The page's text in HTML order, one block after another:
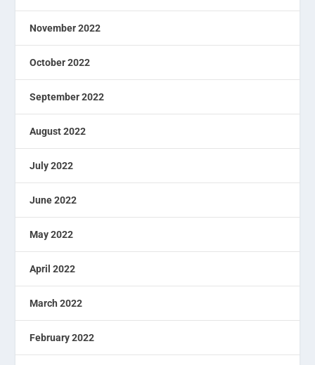
November 2022
October 2022
September 2022
August 2022
July 2022
June 2022
May 2022
April 2022
March 2022
February 2022